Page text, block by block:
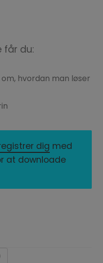
får du:
hvordan man løser
dig med
at downloade